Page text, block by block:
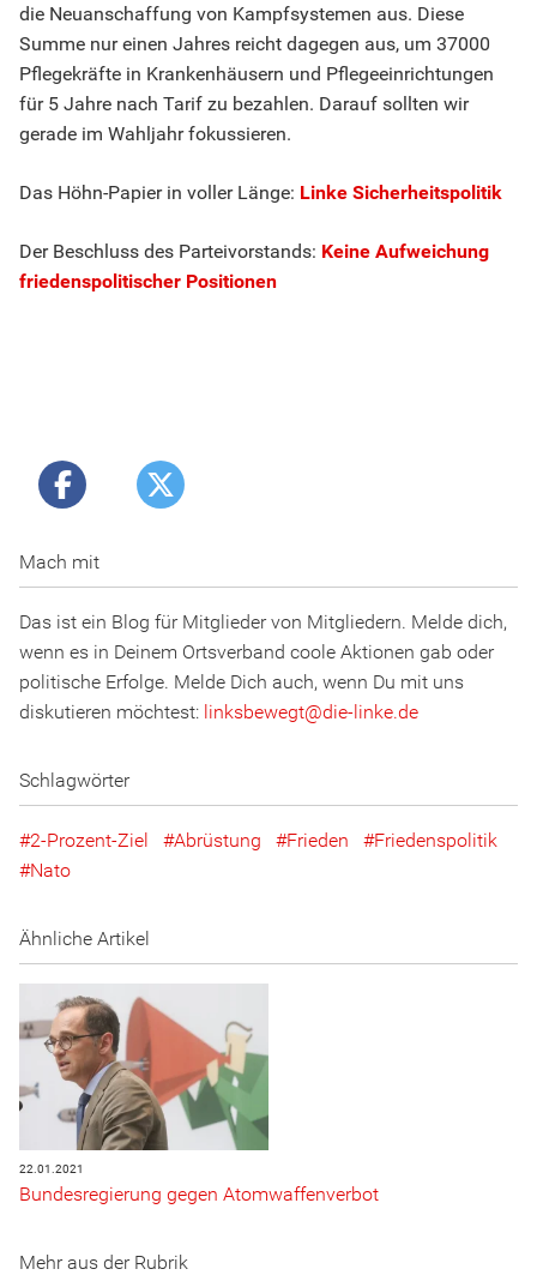
die Neuanschaffung von Kampfsystemen aus. Diese
Summe nur einen Jahres reicht dagegen aus, um 37000
Pflegekräfte in Krankenhäusern und Pflegeeinrichtungen
für 5 Jahre nach Tarif zu bezahlen. Darauf sollten wir
gerade im Wahljahr fokussieren.
Das Höhn-Papier in voller Länge: Linke Sicherheitspolitik
Der Beschluss des Parteivorstands: Keine Aufweichung
friedenspolitischer Positionen
Mach mit
Das ist ein Blog für Mitglieder von Mitgliedern. Melde dich,
wenn es in Deinem Ortsverband coole Aktionen gab oder
politische Erfolge. Melde Dich auch, wenn Du mit uns
diskutieren möchtest: linksbewegt@die-linke.de
Schlagwörter
2-Prozent-Ziel Abrüstung Frieden
Friedenspolitik
Nato
Ähnliche Artikel
22.01.2021
Bundesregierung gegen Atomwaffenverbot
Mehr aus der Rubrik